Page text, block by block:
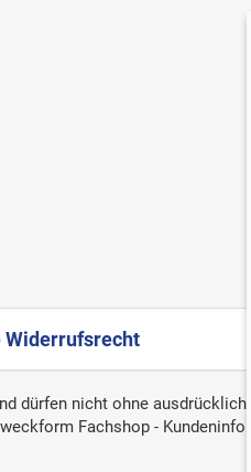
Widerrufsrecht
dürfen nicht ohne
Fachshop -